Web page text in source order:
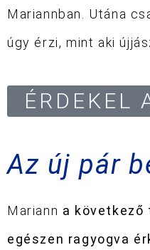
Mariannban. Utána
úgy érzi, mint aki
ÉRDEKEL
Az új pár
Mariann a következő
egészen ragyogva